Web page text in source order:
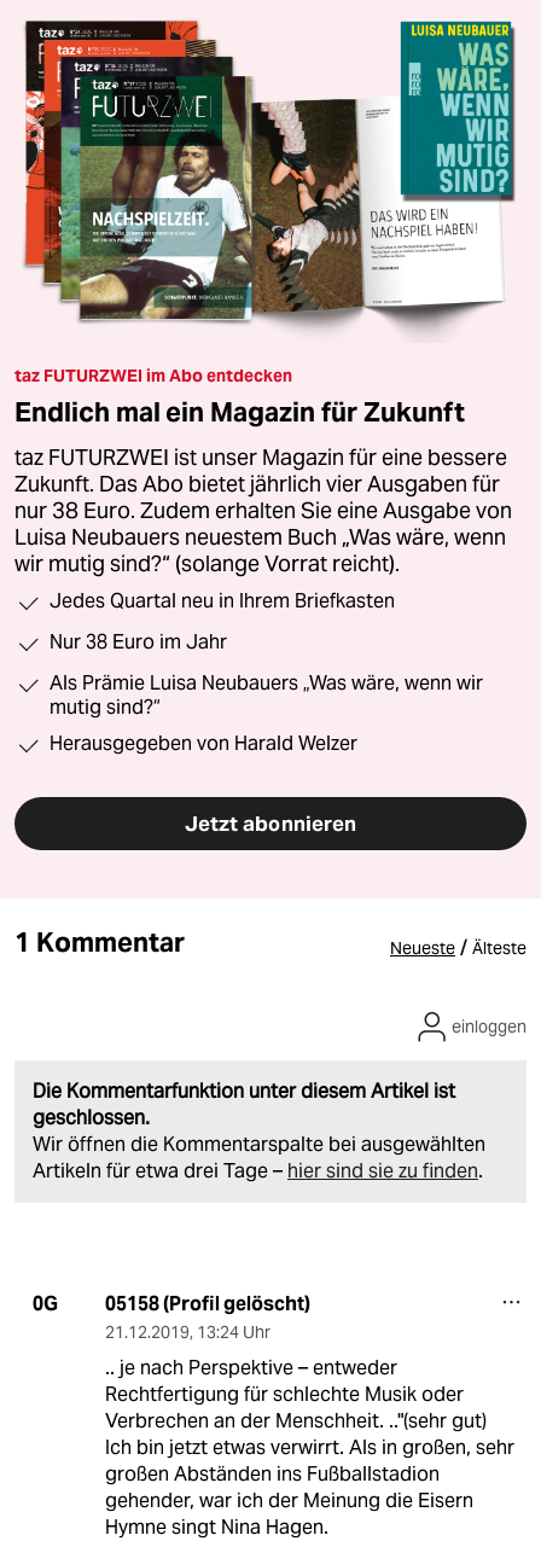
taz FUTURZWEI im Abo entdecken
Endlich mal ein Magazin für Zukunft
taz FUTURZWEI ist unser Magazin für eine bessere
Zukunft. Das Abo bietet jährlich vier Ausgaben für
nur 38 Euro. Zudem erhalten Sie eine Ausgabe von
Luisa Neubauers neuestem Buch „Was wäre, wenn
wir mutig sind?“ (solange Vorrat reicht).
Jedes Quartal neu in Ihrem Briefkasten
Nur 38 Euro im Jahr
Als Prämie Luisa Neubauers „Was wäre, wenn wir
mutig sind?“
Herausgegeben von Harald Welzer
Jetzt abonnieren
1 Kommentar Neueste / Älteste
Die Kommentarfunktion unter diesem Artikel ist
geschlossen.
Wir öffnen die Kommentarspalte bei ausgewählten
Artikeln für etwa drei Tage – hier sind sie zu finden.
einloggen
0G 05158 (Profil gelöscht)
21.12.2019, 13:24 Uhr
.. je nach Perspektive – entweder
Rechtfertigung für schlechte Musik oder
Verbrechen an der Menschheit. .."(sehr gut)
Ich bin jetzt etwas verwirrt. Als in großen, sehr
großen Abständen ins Fußballstadion
gehender, war ich der Meinung die Eisern
Hymne singt Nina Hagen.